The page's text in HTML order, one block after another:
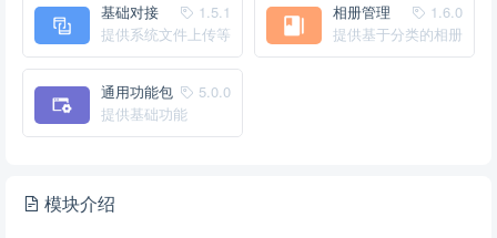
1.5.1
基础对接
API
提供系统文件上传等
基础管理API
1.6.0
相册管理
提供基于分类的相册
管理
5.0.0
通用功能包
提供基础功能
模块介绍